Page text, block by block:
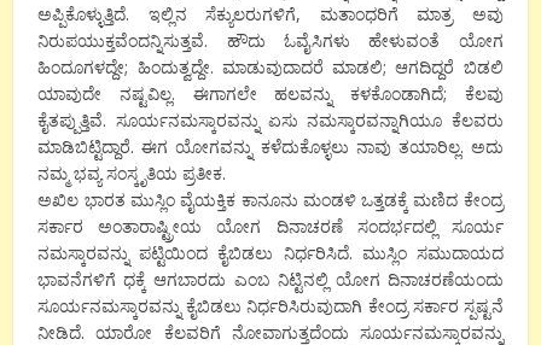
ಅಪ್ಪಿಕೊಳ್ಳುತ್ತಿದೆ. ಇಲ್ಲಿನ ಸೆಕ್ಯುಲರುಗಳಿಗೆ, ಮತಾಂಧರಿಗೆ ಮಾತ್ರ ಅವು
ನಿರುಪಯುಕ್ತವೆಂದನ್ನಿಸುತ್ತವೆ. ಹೌದು ಓವೈಸಿಗಳು ಹೇಳುವಂತೆ ಯೋಗ
ಹಿಂದೂಗಳದ್ದೇ; ಹಿಂದುತ್ವದ್ದೇ. ಮಾಡುವುದಾದರೆ ಮಾಡಲಿ; ಆಗದಿದ್ದರೆ ಬಿಡಲಿ
ಯಾವುದೇ ನಷ್ಟವಿಲ್ಲ. ಈಗಾಗಲೇ ಹಲವನ್ನು ಕಳಕೊಂಡಾಗಿದೆ; ಕೆಲವು
ಕೈತಪ್ಪುತ್ತಿವೆ. ಸೂರ್ಯನಮಸ್ಕಾರವನ್ನು ಏಸು ನಮಸ್ಕಾರವನ್ನಾಗಿಯೂ ಕೆಲವರು
ಮಾಡಿಬಿಟ್ಟಿದ್ದಾರೆ. ಈಗ ಯೋಗವನ್ನು ಕಳೆದುಕೊಳ್ಳಲು ನಾವು ತಯಾರಿಲ್ಲ. ಅದು
ನಮ್ಮ ಭವ್ಯ ಸಂಸ್ಕೃತಿಯ ಪ್ರತೀಕ.
ಅಖಿಲ ಭಾರತ ಮುಸ್ಲಿಂ ವೈಯಕ್ತಿಕ ಕಾನೂನು ಮಂಡಳಿ ಒತ್ತಡಕ್ಕೆ ಮಣಿದ ಕೇಂದ್ರ
ಸರ್ಕಾರ ಅಂತಾರಾಷ್ಟ್ರೀಯ ಯೋಗ ದಿನಾಚರಣೆ ಸಂದರ್ಭದಲ್ಲಿ ಸೂರ್ಯ
ನಮಸ್ಕಾರವನ್ನು ಪಟ್ಟಿಯಿಂದ ಕೈಬಿಡಲು ನಿರ್ಧರಿಸಿದೆ. ಮುಸ್ಲಿಂ ಸಮುದಾಯದ
ಭಾವನೆಗಳಿಗೆ ಧಕ್ಕೆ ಆಗಬಾರದು ಎಂಬ ನಿಟ್ಟಿನಲ್ಲಿ ಯೋಗ ದಿನಾಚರಣೆಯಂದು
ಸೂರ್ಯನಮಸ್ಕಾರವನ್ನು ಕೈಬಿಡಲು ನಿರ್ಧರಿಸಿರುವುದಾಗಿ ಕೇಂದ್ರ ಸರ್ಕಾರ ಸ್ಪಷ್ಟನೆ
ನೀಡಿದೆ. ಯಾರೋ ಕೆಲವರಿಗೆ ನೋವಾಗುತ್ತದೆಂದು ಸೂರ್ಯನಮಸ್ಕಾರವನ್ನು